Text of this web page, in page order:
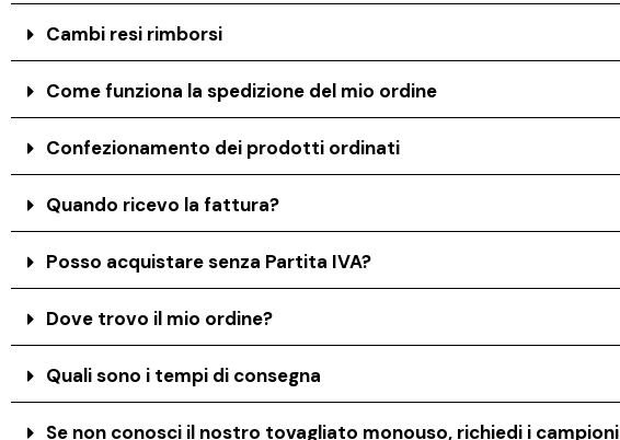
Cambi resi rimborsi
Come funziona la spedizione del mio ordine
Confezionamento dei prodotti ordinati
Quando ricevo la fattura?
Posso acquistare senza Partita IVA?
Dove trovo il mio ordine?
Quali sono i tempi di consegna
Se non conosci il nostro tovagliato monouso, richiedi i campioni